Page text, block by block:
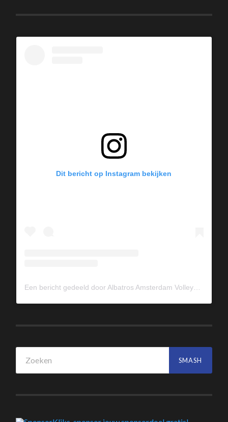
Dit bericht op Instagram bekijken